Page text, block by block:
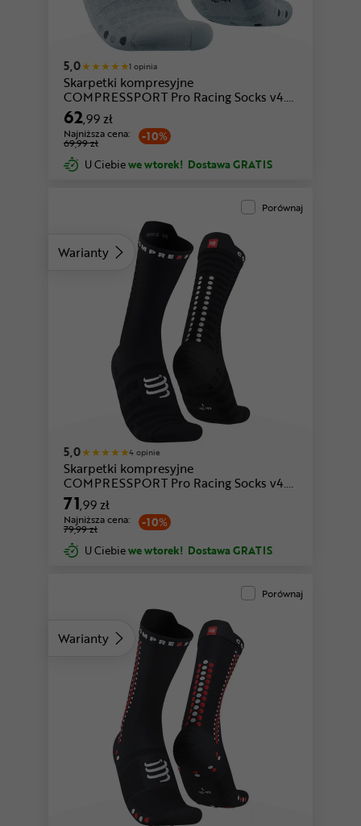
niebieski-żółty
5,0 1 opinia
Skarpetki kompresyjne
COMPRESSPORT Pro Racing Socks v4.0
Ultralight Run Low
62,99 zł
-10%
Najniższa cena:
69,99 zł
U Ciebiewe wtorek! Dostawa GRATIS
Warianty
Porównaj
5,0 4 opinie
Skarpetki kompresyjne
COMPRESSPORT Pro Racing Socks v4.0
Ultralight Bike
71,99 zł
-10%
Najniższa cena:
79,99 zł
U Ciebiewe wtorek! Dostawa GRATIS
Warianty
zielony-biały
Porównaj